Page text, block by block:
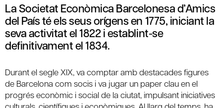
La Societat Econòmica Barcelonesa d’Amics
del País té els seus orígens en 1775, iniciant la
seva activitat el 1822 i establint-se
definitivament el 1834.
Durant el segle XIX, va comptar amb destacades figures
de Barcelona com socis i va jugar un paper clau en el
progrés econòmic i social de la ciutat, impulsant iniciatives